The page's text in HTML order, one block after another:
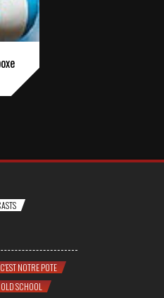
C'EST NOTRE POTE
OLD SCHOOL